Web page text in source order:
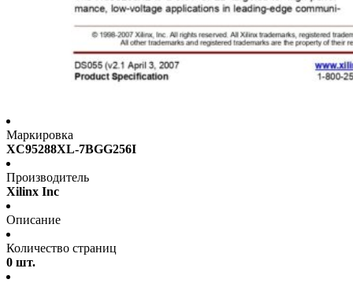
Маркировка
XC95288XL-7BGG256I
Производитель
Xilinx Inc
Описание
Количество страниц
0 шт.